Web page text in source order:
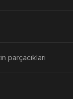
parçacıkları